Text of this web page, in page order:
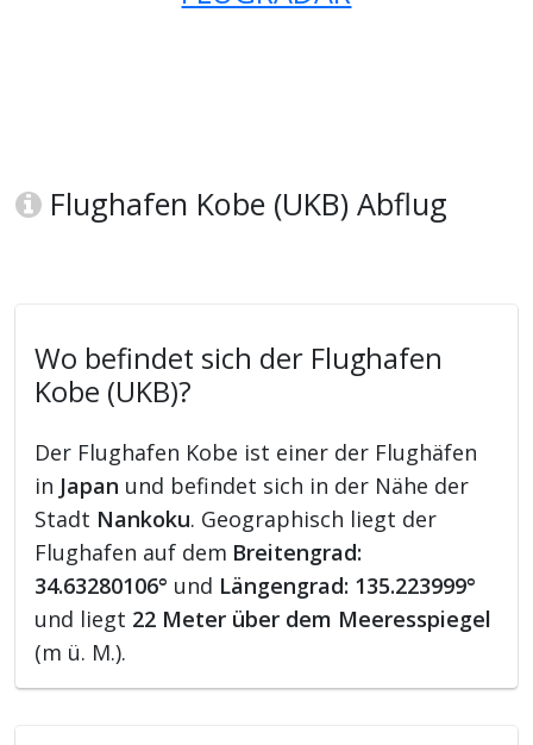
Flughafen Kobe (UKB) Abflug
Wo befindet sich der Flughafen
Kobe (UKB)?
Der Flughafen Kobe ist einer der Flughäfen
in Japan und befindet sich in der Nähe der
Stadt Nankoku. Geographisch liegt der
Flughafen auf dem Breitengrad:
34.63280106° und Längengrad: 135.223999°
und liegt 22 Meter über dem Meeresspiegel
(m ü. M.).